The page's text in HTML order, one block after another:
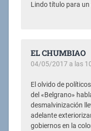
Lindo título para
EL CHUMBIAO
04/05/2017 a las
El olvido de
del «Belgrano»
desmalvinización
adelante
gobiernos en la